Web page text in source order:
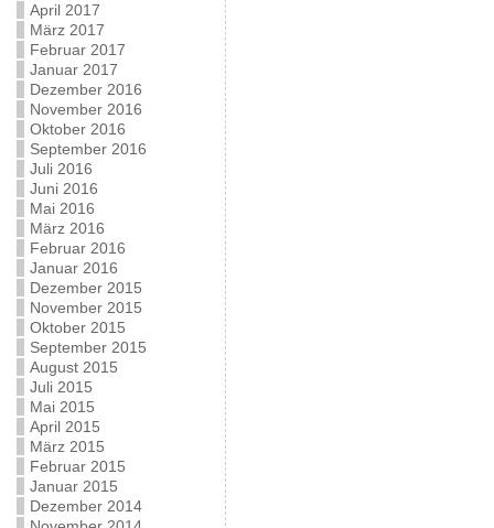
April 2017
März 2017
Februar 2017
Januar 2017
Dezember 2016
November 2016
Oktober 2016
September 2016
Juli 2016
Juni 2016
Mai 2016
März 2016
Februar 2016
Januar 2016
Dezember 2015
November 2015
Oktober 2015
September 2015
August 2015
Juli 2015
Mai 2015
April 2015
März 2015
Februar 2015
Januar 2015
Dezember 2014